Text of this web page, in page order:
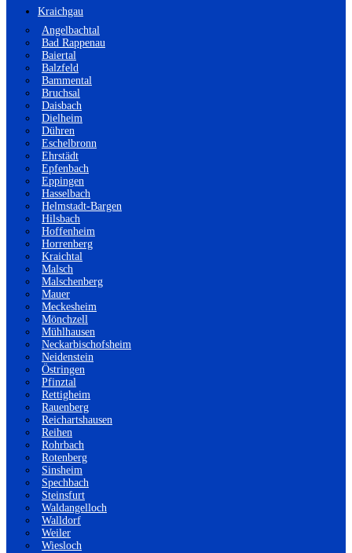
Kraichgau
Angelbachtal
Bad Rappenau
Baiertal
Balzfeld
Bammental
Bruchsal
Daisbach
Dielheim
Dühren
Eschelbronn
Ehrstädt
Epfenbach
Eppingen
Hasselbach
Helmstadt-Bargen
Hilsbach
Hoffenheim
Horrenberg
Kraichtal
Malsch
Malschenberg
Mauer
Meckesheim
Mönchzell
Mühlhausen
Neckarbischofsheim
Neidenstein
Östringen
Pfinztal
Rettigheim
Rauenberg
Reichartshausen
Reihen
Rohrbach
Rotenberg
Sinsheim
Spechbach
Steinsfurt
Waldangelloch
Walldorf
Weiler
Wiesloch